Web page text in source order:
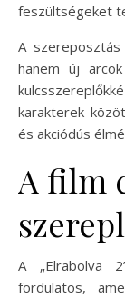
feszültségeket
A
hanem új
karakterek
és akciódús
A film
A „Elrabolva
fordulatos,